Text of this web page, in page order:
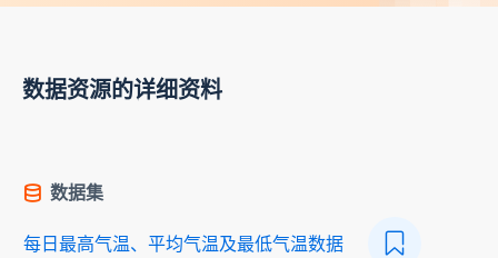
数据资源的详细资料
数据集
每日最高气温、平均气温及最低气温数据